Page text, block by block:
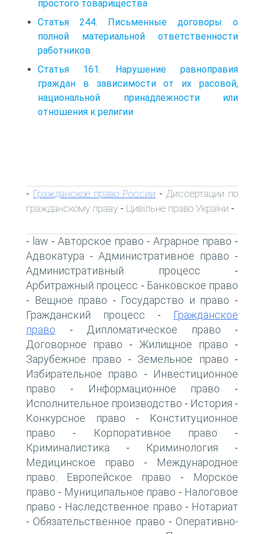
простого товарищества
Статья 244. Письменные договоры о
полной материальной ответственности
работников
Статья 161. Нарушение равноправия
граждан в зависимости от их расовой,
национальной принадлежности или
отношения к религии
- Гражданское право России - Диссертации по
гражданскому праву - Цивільне право України -
- law - Авторское право - Аграрное право -
Адвокатура - Административное право -
Административный процесс -
Арбитражный процесс - Банковское право
- Вещное право - Государство и право -
Гражданский процесс -
Гражданское
право - Дипломатическое право -
Договорное право - Жилищное право -
Зарубежное право - Земельное право -
Избирательное право -
Инвестиционное
право - Информационное право -
Исполнительное производство - История -
Конкурсное право -
Конституционное
право - Корпоративное право -
Криминалистика - Криминология -
Медицинское право -
Международное
право. Европейское право -
Морское
право - Муниципальное право - Налоговое
право - Наследственное право - Нотариат
- Обязательственное право - Оперативно-